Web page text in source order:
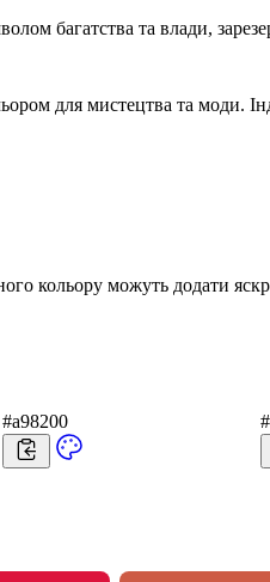
багатства та влади,
для мистецтва та моди.
кольору можуть додати
#a98200